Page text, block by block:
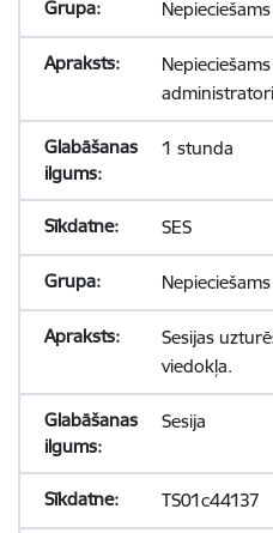
Nepieciešams
1 stunda
SES
Nepieciešams
Sesijas
viedokļa.
Sesija
TS01c44137